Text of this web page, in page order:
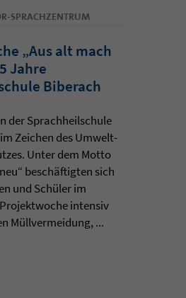
SPRACHZENTRUM
„Aus alt mach
Jahre
Biberach
der Sprachheilschule
Zeichen des Umwelt-
Unter dem Motto
beschäftigten sich
und Schüler im
intensiv
Müllvermeidung, ...